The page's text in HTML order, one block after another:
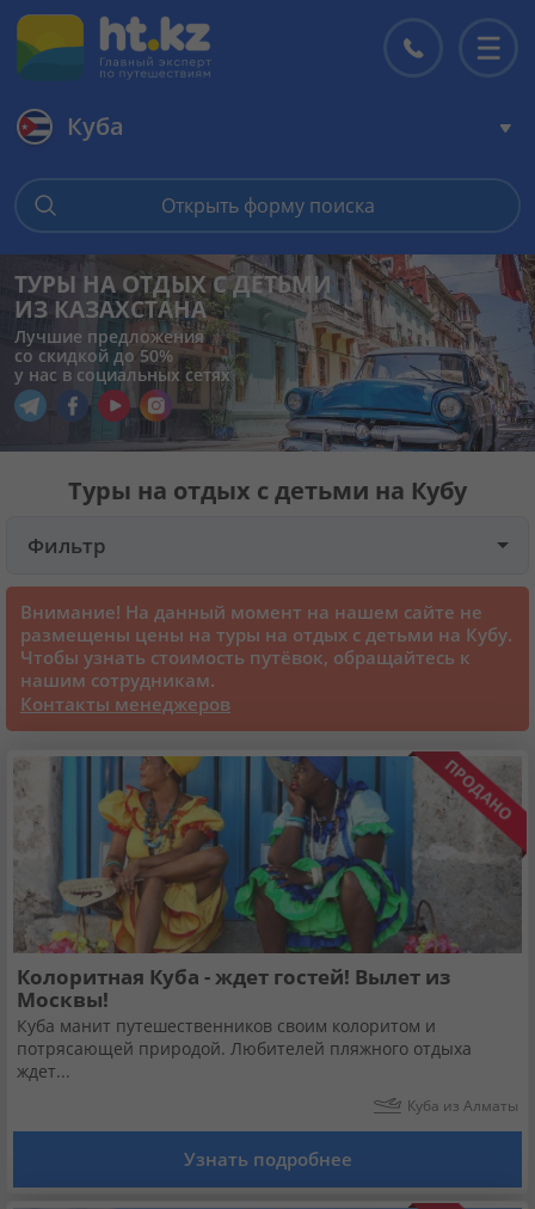
Горящие туры
Цены на туры
Страны
Туры
Круизы
Статьи
70129 отзывов наших туристов
Сертификаты
О нас
Для бизнеса
Контакты
Кабинет туриста
USD EUR
Куба
Открыть форму поиска
ТУРЫ НА ОТДЫХ С ДЕТЬМИ
ИЗ КАЗАХСТАНА
Лучшие предложения
со скидкой до 50%
у нас в социальных сетях
Перейти в наш Telegram
Перейти в наш Facebook
Перейти в наш YouTube
Перейти в наш Instagram
Туры на отдых с детьми на Кубу
Фильтр
Внимание! На данный момент на нашем сайте не
размещены цены на туры на отдых с детьми на Кубу.
Чтобы узнать стоимость путёвок, обращайтесь к
нашим сотрудникам.
Контакты менеджеров
Колоритная Куба - ждет гостей! Вылет из
Москвы!
Куба манит путешественников своим колоритом и
потрясающей природой. Любителей пляжного отдыха
ждет...
Куба из Алматы
Узнать подробнее